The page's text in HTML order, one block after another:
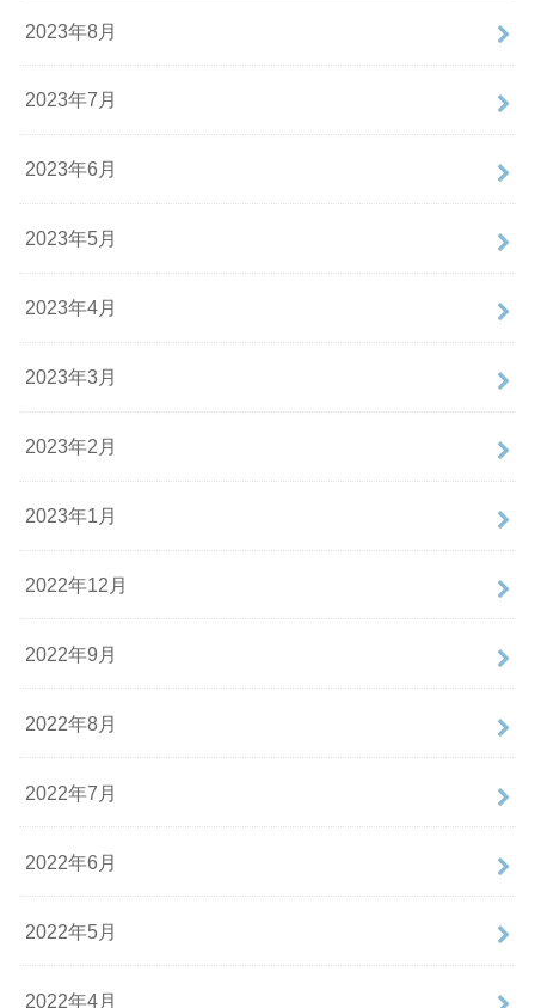
2023年8月
2023年7月
2023年6月
2023年5月
2023年4月
2023年3月
2023年2月
2023年1月
2022年12月
2022年9月
2022年8月
2022年7月
2022年6月
2022年5月
2022年4月